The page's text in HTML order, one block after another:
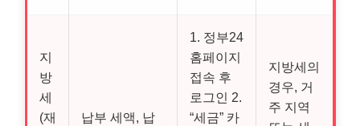
지
방
세
(재
납부 세액, 납
1. 정부24
홈페이지
접속 후
로그인 2.
“세금” 카
지방세의
경우, 거
주 지역